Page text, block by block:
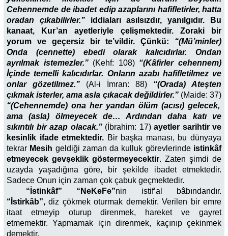
Cehennemde de ibadet edip azaplarını hafifletirler, hatta
oradan çıkabilirler.”
iddiaları asılsızdır, yanılgıdır.
Bu
kanaat, Kur’an ayetleriyle çelişmektedir. Zoraki bir
yorum ve geçersiz bir te’vildir. Çünkü: “(Mü’minler)
Onda (cennette) ebedi olarak kalıcıdırlar. Ondan
ayrılmak istemezler.” (Kehf: 108) “(Kâfirler cehennem)
İçinde temelli kalıcıdırlar. Onların azabı hafifletilmez ve
onlar gözetilmez.” (Al-i İmran: 88)
“(Orada) Ateşten
çıkmak isterler, ama asla çıkacak değildirler.” (Maide: 37)
“(Cehennemde) ona her yandan ölüm (acısı) gelecek,
ama (asla) ölmeyecek de… Ardından daha katı ve
sıkıntılı bir azap olacak.” ( İbrahim: 17)ayetler sarihtir ve
kesinlik ifade etmektedir. Bir başka manası, bu dünyaya
tekrar Mesih geldiği zaman da kulluk görevlerinde istinkâf
etmeyecek gevşeklik göstermeyecektir. Zaten şimdi de
uzayda yaşadığına göre, bir şekilde ibadet etmektedir.
Sadece Onun için zaman çok çabuk geçmektedir.
“İstinkâf”
“NeKeFe”nin istif’al bâbındandır.
“İstirkâb”, diz çökmek oturmak demektir. Verilen bir emre
itaat etmeyip oturup direnmek, hareket ve gayret
etmemektir. Yapmamak için direnmek, kaçınıp çekinmek
demektir.